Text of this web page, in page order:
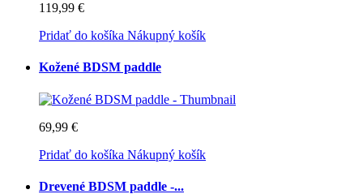
119,99 €
Pridať do košíka Nákupný košík
Kožené BDSM paddle
69,99 €
Pridať do košíka Nákupný košík
Drevené BDSM paddle -...